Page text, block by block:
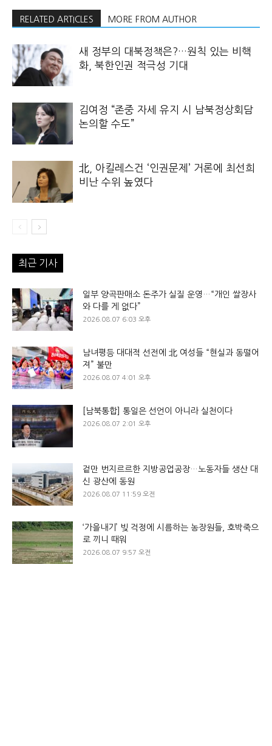
RELATED ARTICLES MORE FROM AUTHOR
새 정부의 대북정책은?…원칙 있는 비핵
화, 북한인권 적극성 기대
김여정 “존중 자세 유지 시 남북정상회담
논의할 수도”
北, 아킬레스건 ‘인권문제’ 거론에 최선희
비난 수위 높였다
최근 기사
일부 양곡판매소 돈주가 실질 운영…“개인 쌀장사
와 다를 게 없다”
2026.08.07 6:03 오후
남녀평등 대대적 선전에 北 여성들 “현실과 동떨어
져” 불만
2026.08.07 4:01 오후
[남북통합] 통일은 선언이 아니라 실천이다
2026.08.07 2:01 오후
겉만 번지르르한 지방공업공장…노동자들 생산 대
신 광산에 동원
2026.08.07 11:59 오전
‘가을내기’ 빚 걱정에 시름하는 농장원들, 호박죽으
로 끼니 때워
2026.08.07 9:57 오전